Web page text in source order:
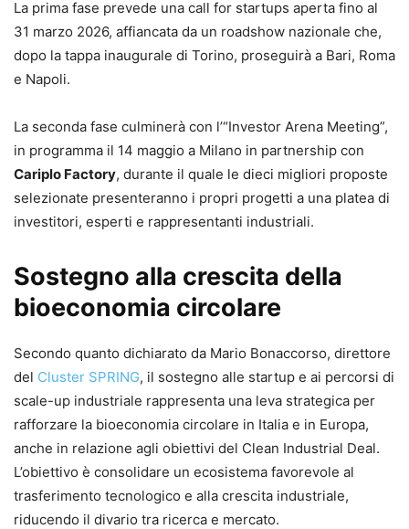
La prima fase prevede una call for startups aperta fino al
31 marzo 2026, affiancata da un roadshow nazionale che,
dopo la tappa inaugurale di Torino, proseguirà a Bari, Roma
e Napoli.
La seconda fase culminerà con l’“Investor Arena Meeting”,
in programma il 14 maggio a Milano in partnership con
Cariplo Factory, durante il quale le dieci migliori proposte
selezionate presenteranno i propri progetti a una platea di
investitori, esperti e rappresentanti industriali.
Sostegno alla crescita della
bioeconomia circolare
Secondo quanto dichiarato da Mario Bonaccorso, direttore
del Cluster SPRING, il sostegno alle startup e ai percorsi di
scale-up industriale rappresenta una leva strategica per
rafforzare la bioeconomia circolare in Italia e in Europa,
anche in relazione agli obiettivi del Clean Industrial Deal.
L’obiettivo è consolidare un ecosistema favorevole al
trasferimento tecnologico e alla crescita industriale,
riducendo il divario tra ricerca e mercato.